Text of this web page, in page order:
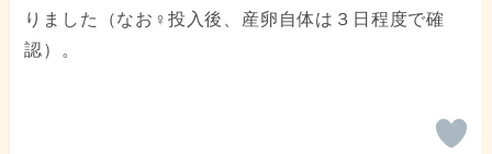
りました（なお♀投入後、産卵自体は３日程度で確
認）。